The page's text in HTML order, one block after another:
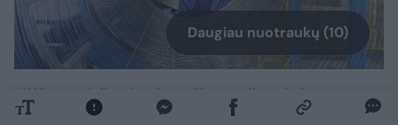
Daugiau nuotraukų (10)
H.Wiese palaiko aktyvius ryšius su oligarchais,
gaminančiais vamzdžius „Nord Stream“.